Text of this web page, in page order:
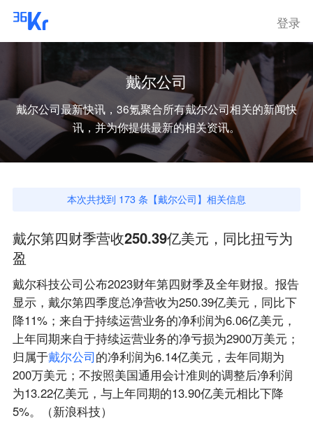
登录
戴尔公司
戴尔公司最新快讯，36氪聚合所有戴尔公司相关的新闻快
讯，并为你提供最新的相关资讯。
本次共找到 173 条【戴尔公司 】相关信息
戴尔第四财季营收250.39亿美元，同比扭亏为
盈
戴尔科技公司公布2023财年第四财季及全年财报。报告
显示，戴尔第四季度总净营收为250.39亿美元，同比下
降11%；来自于持续运营业务的净利润为6.06亿美元，
上年同期来自于持续运营业务的净亏损为2900万美元；
归属于戴尔公司的净利润为6.14亿美元，去年同期为
200万美元；不按照美国通用会计准则的调整后净利润
为13.22亿美元，与上年同期的13.90亿美元相比下降
5%。（新浪科技）